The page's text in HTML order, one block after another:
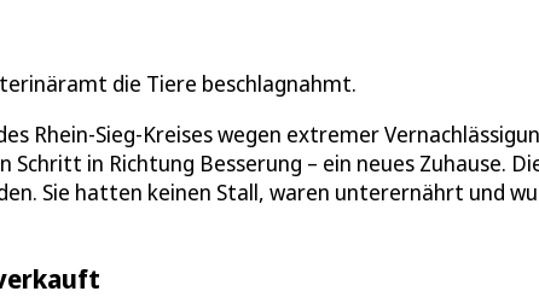
die Tiere beschlagnahmt.
Rhein-Sieg-Kreises wegen extremer
in Richtung Besserung – ein neues Zuhause.
Sie hatten keinen Stall, waren unterernährt und